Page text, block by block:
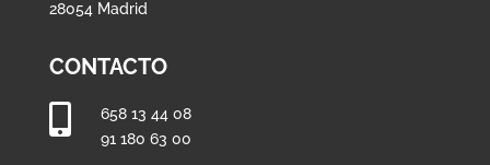
28054 Madrid
CONTACTO

658 13 44 08
91 180 63 00